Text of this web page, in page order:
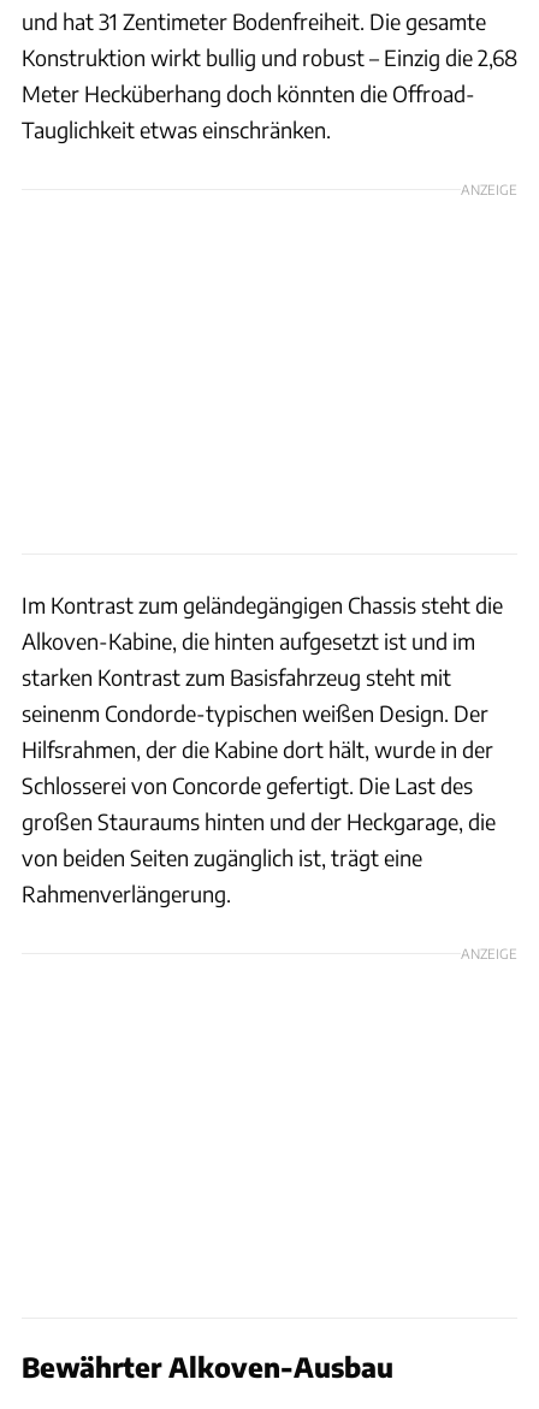
und hat 31 Zentimeter Bodenfreiheit. Die gesamte
Konstruktion wirkt bullig und robust – Einzig die 2,68
Meter Hecküberhang doch könnten die Offroad-
Tauglichkeit etwas einschränken.
ANZEIGE
Im Kontrast zum geländegängigen Chassis steht die
Alkoven-Kabine, die hinten aufgesetzt ist und im
starken Kontrast zum Basisfahrzeug steht mit
seinenm Condorde-typischen weißen Design. Der
Hilfsrahmen, der die Kabine dort hält, wurde in der
Schlosserei von Concorde gefertigt. Die Last des
großen Stauraums hinten und der Heckgarage, die
von beiden Seiten zugänglich ist, trägt eine
Rahmenverlängerung.
ANZEIGE
Bewährter Alkoven-Ausbau